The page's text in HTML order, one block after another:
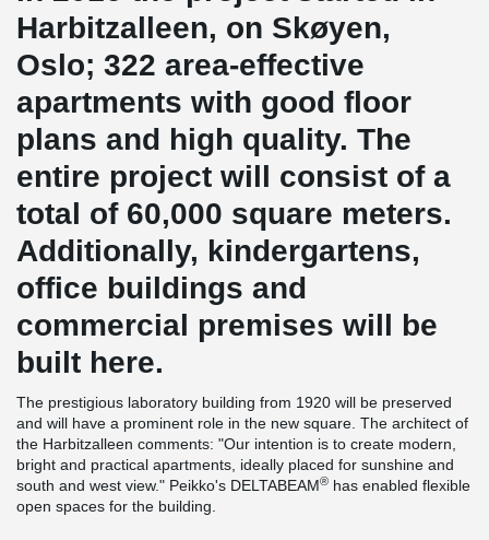
Harbitzalleen, on Skøyen,
Oslo; 322 area-effective
apartments with good floor
plans and high quality. The
entire project will consist of a
total of 60,000 square meters.
Additionally, kindergartens,
office buildings and
commercial premises will be
built here.
The prestigious laboratory building from 1920 will be preserved
and will have a prominent role in the new square. The architect of
the Harbitzalleen comments: "Our intention is to create modern,
bright and practical apartments, ideally placed for sunshine and
south and west view." Peikko's DELTABEAM® has enabled flexible
open spaces for the building.